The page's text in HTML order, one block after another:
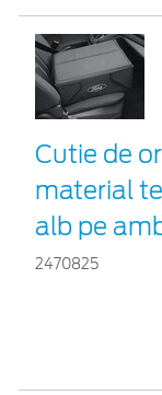
Cutie de
material
alb pe
2470825